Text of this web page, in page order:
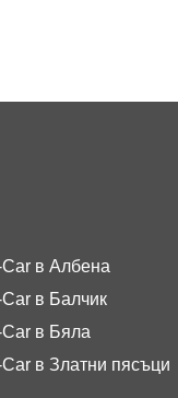
в Албена
в Балчик
в Бяла
в Златни пясъци